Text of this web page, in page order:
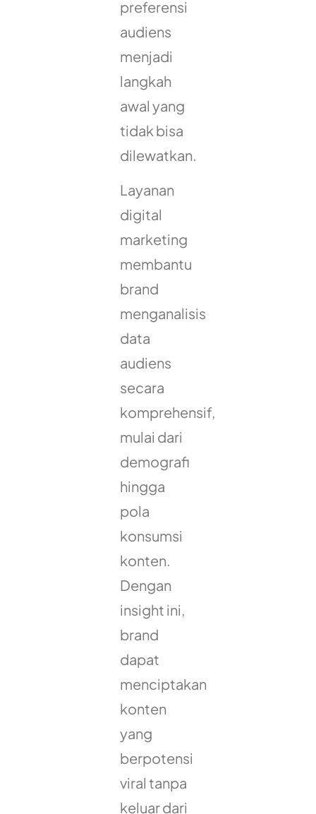
preferensi
audiens
menjadi
langkah
awal yang
tidak bisa
dilewatkan.
Layanan
digital
marketing
membantu
brand
menganalisis
data
audiens
secara
komprehensif,
mulai dari
demografi
hingga
pola
konsumsi
konten.
Dengan
insight ini,
brand
dapat
menciptakan
konten
yang
berpotensi
viral tanpa
keluar dari